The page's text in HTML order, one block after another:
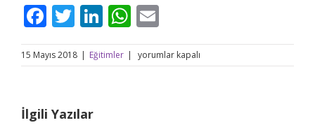
Facebook
Twitter
LinkedIn
WhatsApp
15 Mayıs 2018 | Eğitimler |
PaintShop
Pro
yorumlar kapalı
İlgili Yazılar